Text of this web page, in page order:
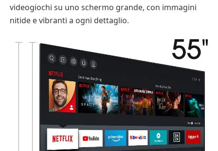
videogiochi su uno schermo grande, con immagini
nitide e vibranti a ogni dettaglio.